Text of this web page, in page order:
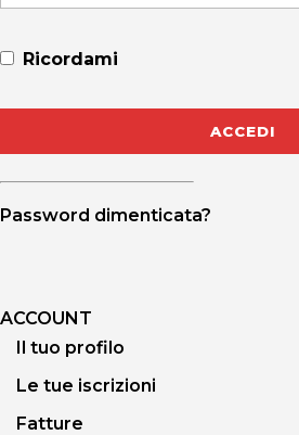
Ricordami
Password dimenticata?
ACCOUNT
Il tuo profilo
Le tue iscrizioni
Fatture